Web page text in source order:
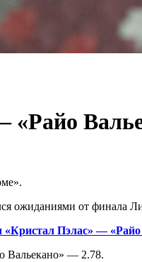
«Райо
ожиданиями от финала
Пэлас» — «Райо
Вальекано» — 2.78.